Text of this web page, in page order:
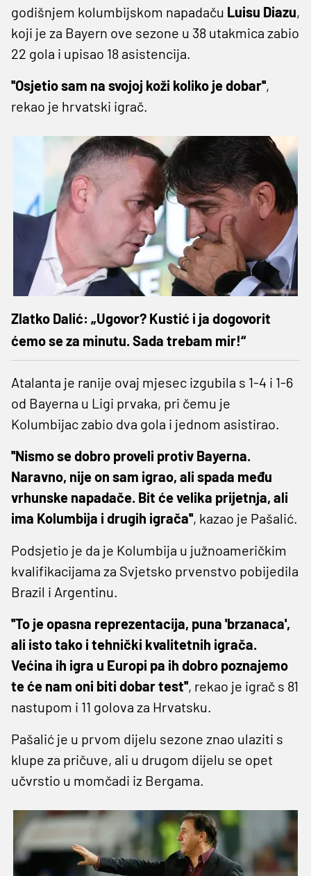
godišnjem kolumbijskom napadaču Luisu Diazu,
koji je za Bayern ove sezone u 38 utakmica zabio
22 gola i upisao 18 asistencija.
''Osjetio sam na svojoj koži koliko je dobar'',
rekao je hrvatski igrač.
Zlatko Dalić: „Ugovor? Kustić i ja dogovorit
ćemo se za minutu. Sada trebam mir!“
Atalanta je ranije ovaj mjesec izgubila s 1-4 i 1-6
od Bayerna u Ligi prvaka, pri čemu je
Kolumbijac zabio dva gola i jednom asistirao.
''Nismo se dobro proveli protiv Bayerna.
Naravno, nije on sam igrao, ali spada među
vrhunske napadače. Bit će velika prijetnja, ali
ima Kolumbija i drugih igrača'', kazao je Pašalić.
Podsjetio je da je Kolumbija u južnoameričkim
kvalifikacijama za Svjetsko prvenstvo pobijedila
Brazil i Argentinu.
''To je opasna reprezentacija, puna 'brzanaca',
ali isto tako i tehnički kvalitetnih igrača.
Većina ih igra u Europi pa ih dobro poznajemo
te će nam oni biti dobar test'', rekao je igrač s 81
nastupom i 11 golova za Hrvatsku.
Pašalić je u prvom dijelu sezone znao ulaziti s
klupe za pričuve, ali u drugom dijelu se opet
učvrstio u momčadi iz Bergama.